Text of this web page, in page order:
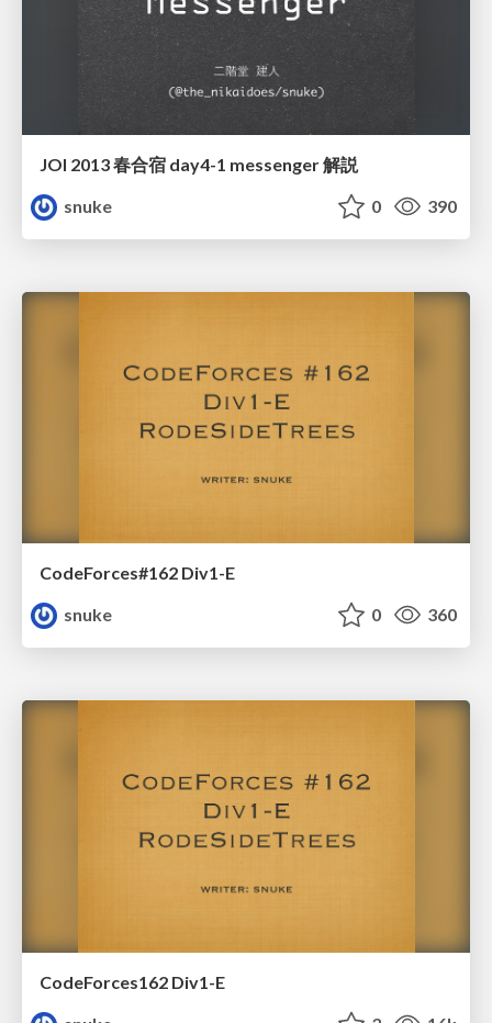
JOI 2013 春合宿 day4-1 messenger 解説
snuke
0 390
CodeForces#162 Div1-E
snuke
0 360
CodeForces162 Div1-E